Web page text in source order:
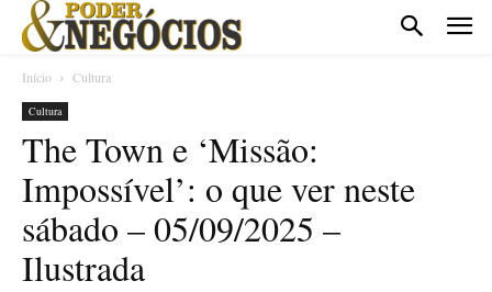
Início Cultura
Cultura
The Town e ‘Missão:
Impossível’: o que ver neste
sábado – 05/09/2025 –
Ilustrada